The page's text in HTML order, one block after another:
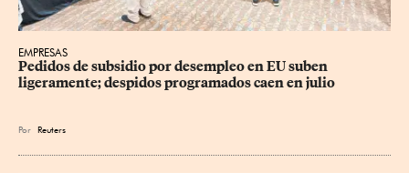
EMPRESAS
Pedidos de subsidio por desempleo en EU suben
ligeramente; despidos programados caen en julio
Por Reuters